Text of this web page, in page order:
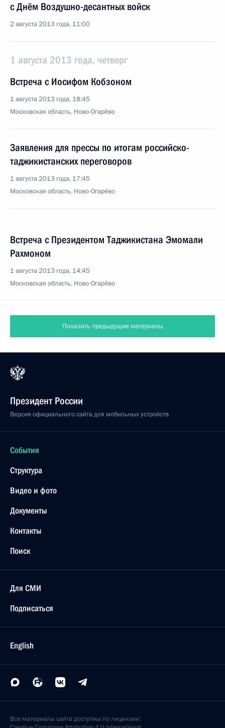
с Днём Воздушно-десантных войск
2 августа 2013 года, 11:00
1 августа 2013 года, четверг
Встреча с Иосифом Кобзоном
1 августа 2013 года, 18:45
Московская область, Ново-Огарёво
Заявления для прессы по итогам российско-
таджикистанских переговоров
1 августа 2013 года, 17:45
Московская область, Ново-Огарёво
Встреча с Президентом Таджикистана Эмомали
Рахмоном
1 августа 2013 года, 14:45
Московская область, Ново-Огарёво
Показать предыдущие материалы
Президент России
Версия официального сайта для мобильных устройств
События
Структура
Видео и фото
Документы
Контакты
Поиск
Для СМИ
Подписаться
English
Все материалы сайта доступны по лицензии: